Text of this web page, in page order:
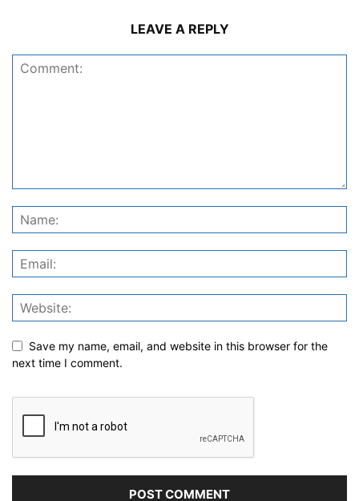
LEAVE A REPLY
Save my name, email, and website in this browser for the
next time I comment.